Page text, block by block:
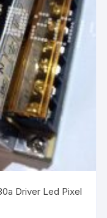
Driver Led Pixel